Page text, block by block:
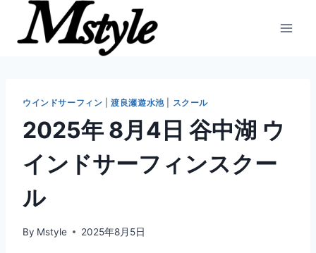
ウインドサーフィン |渡良瀬遊水池| スクール
2025年 8月4日 谷中湖 ウ
インドサーフィンスクー
ル
By Mstyle 2025年8月5日